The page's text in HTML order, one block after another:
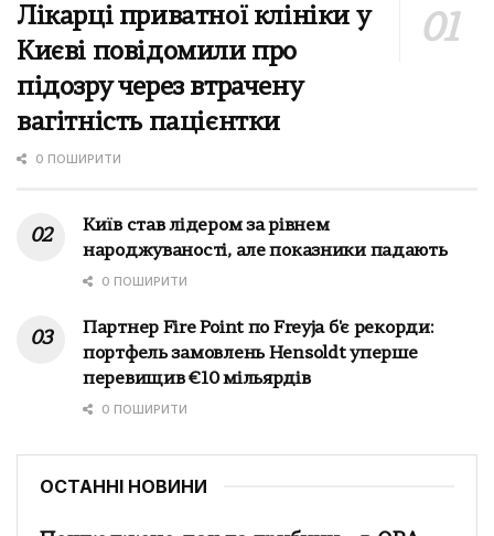
Лікарці приватної клініки у
Києві повідомили про
підозру через втрачену
вагітність пацієнтки
0 ПОШИРИТИ
Київ став лідером за рівнем
народжуваності, але показники падають
0 ПОШИРИТИ
Партнер Fire Point по Freyja б'є рекорди:
портфель замовлень Hensoldt уперше
перевищив €10 мільярдів
0 ПОШИРИТИ
ОСТАННІ НОВИНИ